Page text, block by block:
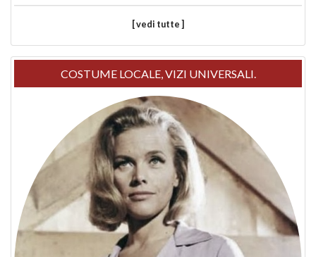
[ vedi tutte ]
COSTUME LOCALE, VIZI UNIVERSALI.